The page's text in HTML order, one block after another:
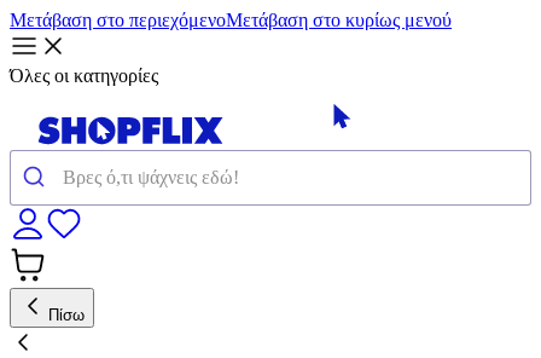
Μετάβαση στο περιεχόμενοΜετάβαση στο κυρίως μενού
Όλες οι κατηγορίες
Πίσω